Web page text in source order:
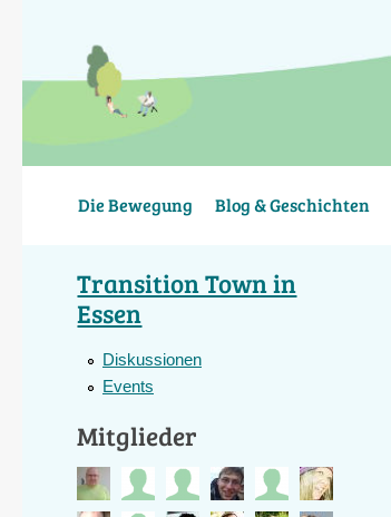
Die Bewegung Blog & Geschichten
Transition Town in
Essen
Diskussionen
Events
Mitglieder